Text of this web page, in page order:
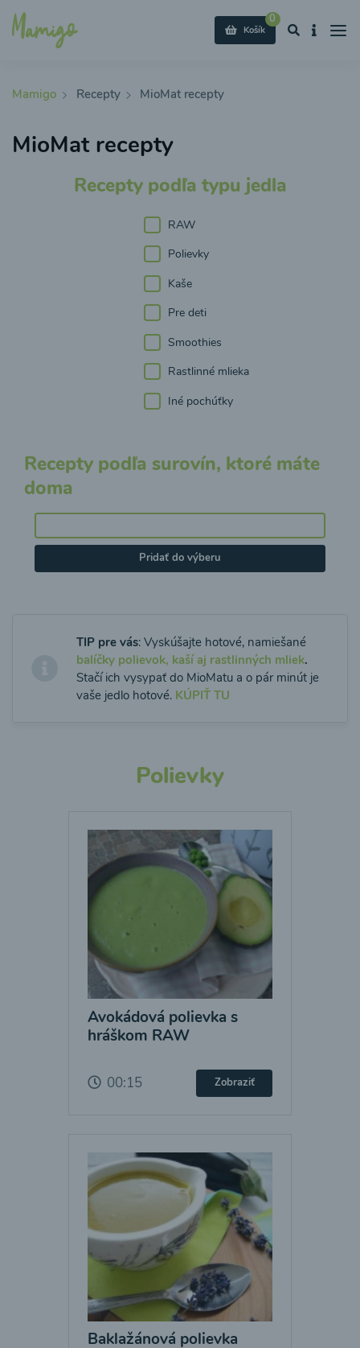
0
Košík
Mamigo Recepty MioMat recepty
MioMat recepty
Recepty podľa typu jedla
RAW
Polievky
Kaše
Pre deti
Smoothies
Rastlinné mlieka
Iné pochúťky
Recepty podľa surovín, ktoré máte
doma
Pridať do výberu
TIP pre vás: Vyskúšajte hotové, namiešané
balíčky polievok, kaší aj rastlinných mliek.
Stačí ich vysypať do MioMatu a o pár minút je
vaše jedlo hotové. KÚPIŤ TU
Polievky
Avokádová polievka s
hráškom RAW
00:15 Zobraziť
Baklažánová polievka